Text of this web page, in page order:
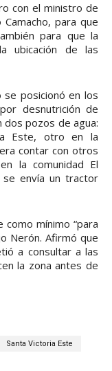
con el ministro de
para que
para que la
ubicación de las
se posicionó en los
desnutrición de
dos pozos de agua:
Este, otro en la
contar con otros
la comunidad El
envía un tractor
como mínimo “para
Nerón. Afirmó que
a consultar a las
la zona antes de
Santa Victoria Este